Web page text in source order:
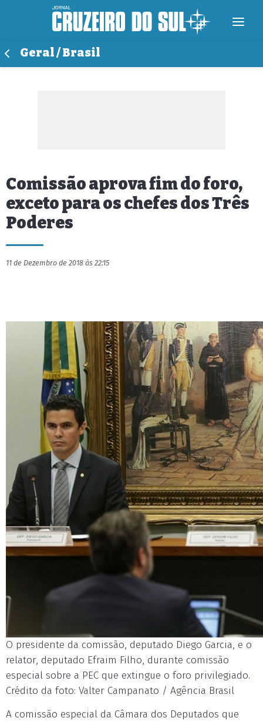
Geral / Brasil
Comissão aprova fim do foro,
exceto para os chefes dos Três
Poderes
11 de Dezembro de 2018 às 22:15
O presidente da comissão, deputado Diego Garcia, e o
relator, deputado Efraim Filho, durante comissão
especial sobre a PEC que extingue o foro privilegiado.
Crédito da foto: Valter Campanato / Agência Brasil
A comissão especial da Câmara dos Deputados que